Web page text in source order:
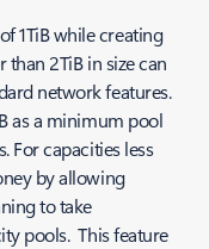
1TiB while creating
2TiB in size can
network features.
as a minimum pool
For capacities less
by allowing
to take
pools. This feature